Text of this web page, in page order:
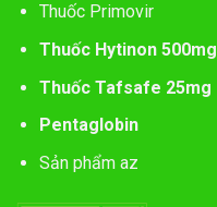
Thuốc Primovir
Thuốc Hytinon 500mg
Thuốc Tafsafe 25mg
Pentaglobin
Sản phẩm az